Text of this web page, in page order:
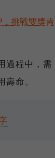
挑戰雙獎肯
過程中，需
命。